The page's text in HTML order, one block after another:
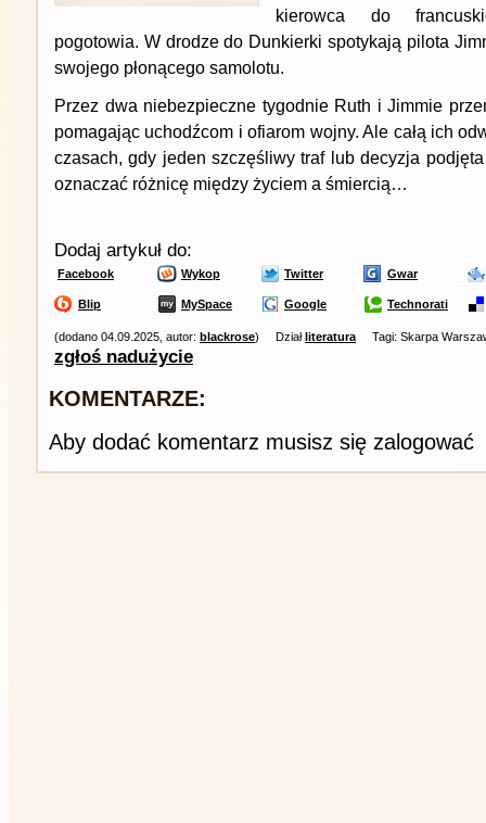
kierowca do
pogotowia. W drodze do Dunkierki spotykają pilota
swojego płonącego samolotu.
Przez dwa niebezpieczne tygodnie Ruth i Jimmie
pomagając uchodźcom i ofiarom wojny. Ale całą ich
czasach, gdy jeden szczęśliwy traf lub decyzja
oznaczać różnicę między życiem a śmiercią…
Dodaj artykuł do:
Facebook Wykop Twitter Gwar
Blip MySpace Google Technorati
(dodano 04.09.2025, autor: blackrose) Działliteratura Tagi: Skarpa
zgłoś nadużycie
KOMENTARZE:
Aby dodać komentarz musisz się zalogować